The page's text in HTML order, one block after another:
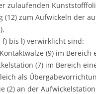
zulaufenden
zum Aufwickeln der
bis l) verwirklicht sind:
(9) im Bereich
(7) im Bereich
als
(2) an der